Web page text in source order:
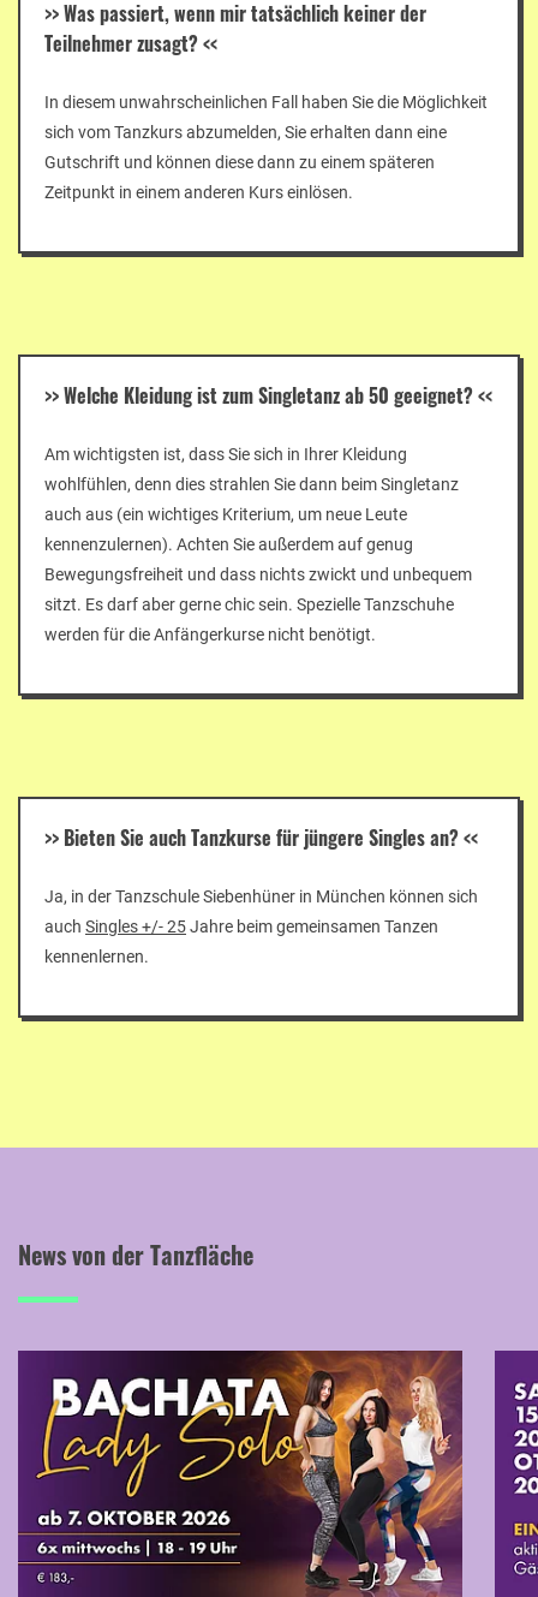
>>Was passiert, wenn mir tatsächlich keiner der
Teilnehmer zusagt?<<
In diesem unwahrscheinlichen Fall haben Sie die Möglichkeit
sich vom Tanzkurs abzumelden, Sie erhalten dann eine
Gutschrift und können diese dann zu einem späteren
Zeitpunkt in einem anderen Kurs einlösen.
>>Welche Kleidung ist zum Singletanz ab 50 geeignet?<<
Am wichtigsten ist, dass Sie sich in Ihrer Kleidung
wohlfühlen, denn dies strahlen Sie dann beim Singletanz
auch aus (ein wichtiges Kriterium, um neue Leute
kennenzulernen). Achten Sie außerdem auf genug
Bewegungsfreiheit und dass nichts zwickt und unbequem
sitzt. Es darf aber gerne chic sein. Spezielle Tanzschuhe
werden für die Anfängerkurse nicht benötigt.
>> Bieten Sie auch Tanzkurse für jüngere Singles an?<<
Ja, in der Tanzschule Siebenhüner in München können sich
auch Singles +/- 25Jahre beim gemeinsamen Tanzen
kennenlernen.
News von der Tanzfläche